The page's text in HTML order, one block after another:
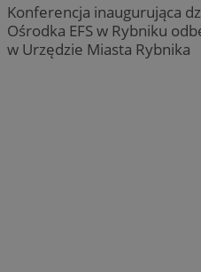
Konferencja inaugurująca
Ośrodka EFS w Rybniku
w Urzędzie Miasta Rybnika